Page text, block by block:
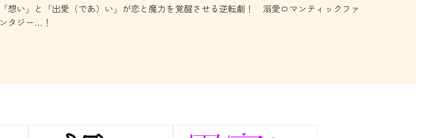
「想い」と「出愛（であ）い」が恋と魔力を覚醒させる逆転劇！ 溺愛ロマンティックファ
ンタジー…！